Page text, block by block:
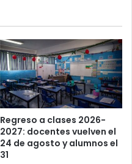
Regreso a clases 2026-
2027: docentes vuelven el
24 de agosto y alumnos el
31